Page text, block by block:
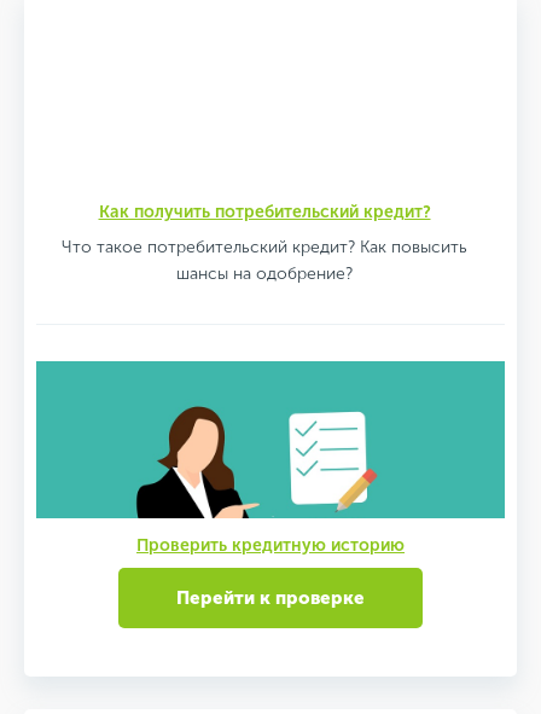
Как получить потребительский кредит?
Что такое потребительский кредит? Как повысить
шансы на одобрение?
Проверить кредитную историю
Перейти к проверке